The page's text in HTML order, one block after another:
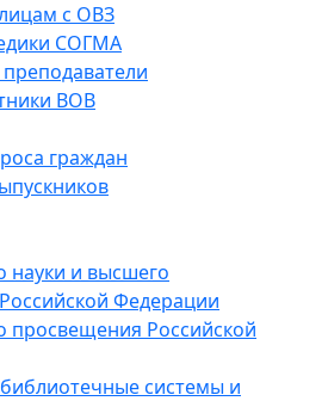
с ОВЗ
СОГМА
ВОВ
граждан
науки и высшего
Федерации
просвещения Российской
системы и